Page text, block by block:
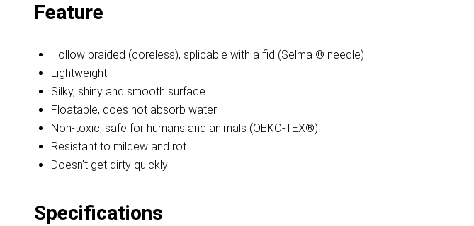
Feature
Hollow braided (coreless), splicable with a fid (Selma ® needle)
Lightweight
Silky, shiny and smooth surface
Floatable, does not absorb water
Non-toxic, safe for humans and animals (OEKO-TEX®)
Resistant to mildew and rot
Doesn't get dirty quickly
Specifications